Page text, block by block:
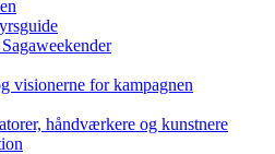
visionerne for kampagnen
håndværkere og kunstnere